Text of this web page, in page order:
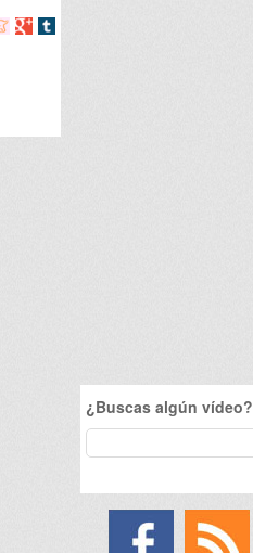
Compartir
Compartir
Compartir
¿Buscas algún vídeo?